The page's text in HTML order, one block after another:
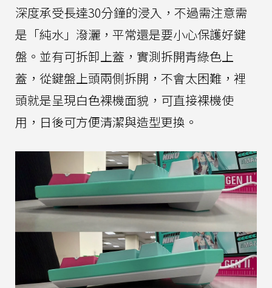
深度承受長達30分鐘的浸入，不過需注意需
是「純水」潑灑，平常還是要小心保護好鍵
盤。並有可拆卸上蓋，實測拆開青綠色上
蓋，從鍵盤上頭兩側拆開，不會太困難，裡
頭就是呈現白色裸機面貌，可直接裸機使
用，日後可方便清潔與造型更換。